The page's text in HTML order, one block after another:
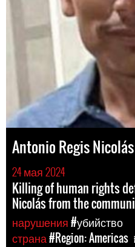
Antonio Regis Nicolás
24 мая 2024
Killing of human rights
Nicolás from the
нарушения#убийство
страна#Region: Americas